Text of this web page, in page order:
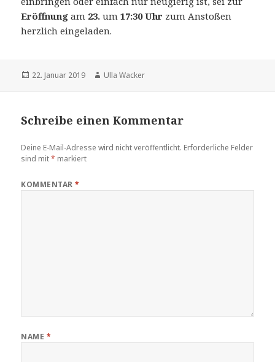
Eröffnung am 23. um17:30 Uhr zum Anstoßen
herzlich eingeladen.
Veröffentlicht
22. Januar 2019 Autor
Ulla Wacker
Schreibe einen Kommentar
Deine E-Mail-Adresse wird nicht veröffentlicht. Erforderliche Felder
sind mit* markiert
KOMMENTAR*
NAME *